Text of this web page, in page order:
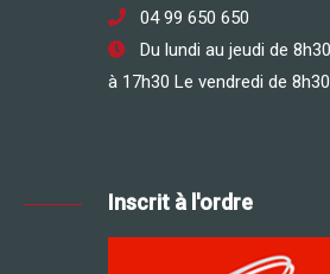
04 99 650 650
Du lundi au jeudi de
à 17h30 Le vendredi de
Inscrit à l'ordre